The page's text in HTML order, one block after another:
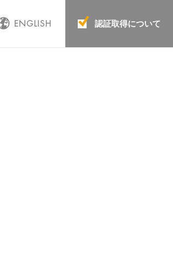
認証取得について